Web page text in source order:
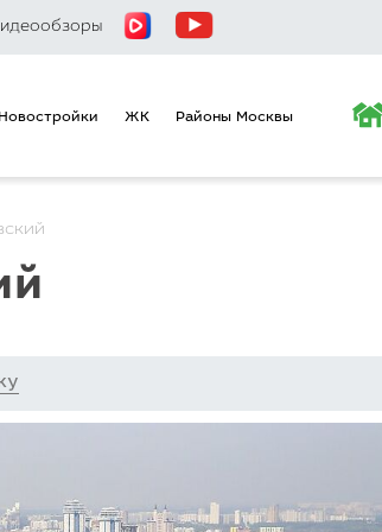
Новостройки ЖК Районы Москвы